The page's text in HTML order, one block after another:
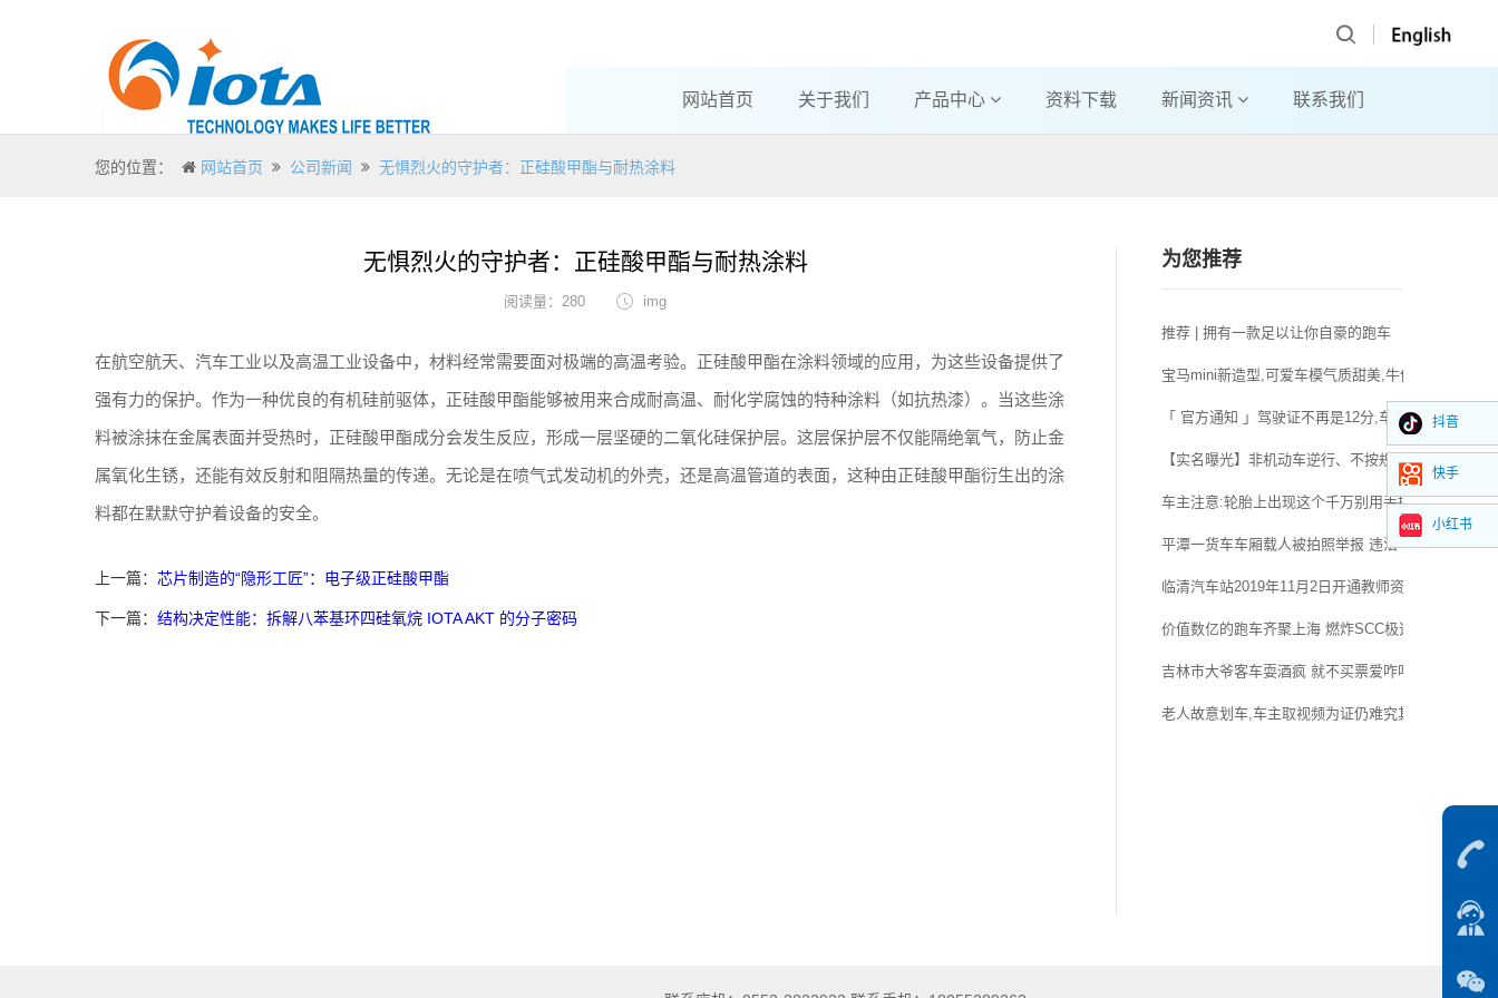
网站首页 关于我们 产品中心 资料下载 新闻资讯 联系我们
您的位置： 网站首页 公司新闻 无惧烈火的守护者：正硅酸甲酯与耐热涂料
无惧烈火的守护者：正硅酸甲酯与耐热涂料
阅读量：280 img
在航空航天、汽车工业以及高温工业设备中，材料经常需要面对极端的高温考验。正硅酸甲酯在涂料领域的应用，为这些设备提供了
强有力的保护。作为一种优良的有机硅前驱体，正硅酸甲酯能够被用来合成耐高温、耐化学腐蚀的特种涂料（如抗热漆）。当这些涂
料被涂抹在金属表面并受热时，正硅酸甲酯成分会发生反应，形成一层坚硬的二氧化硅保护层。这层保护层不仅能隔绝氧气，防止金
属氧化生锈，还能有效反射和阻隔热量的传递。无论是在喷气式发动机的外壳，还是高温管道的表面，这种由正硅酸甲酯衍生出的涂
料都在默默守护着设备的安全。
上一篇： 芯片制造的“隐形工匠”：电子级正硅酸甲酯
下一篇： 结构决定性能：拆解八苯基环四硅氧烷 IOTA AKT 的分子密码
为您推荐
推荐 | 拥有一款足以让你自豪的跑车
宝马mini新造型,可爱车模气质甜美,牛仔短裤显身材
「 官方通知 」驾驶证不再是12分,车辆不再“年检
【实名曝光】非机动车逆行、不按规定车道行驶违
车主注意:轮胎上出现这个千万别用手摸!
平潭一货车车厢载人被拍照举报 违法车牌同曝光并
临清汽车站2019年11月2日开通教师资格证考场直通
价值数亿的跑车齐聚上海 燃炸SCC极速赛道嘉年华
吉林市大爷客车耍酒疯 就不买票爱咋咋地 谁也别想
老人故意划车,车主取视频为证仍难究其责任!应该怎
抖音
快手
小红书